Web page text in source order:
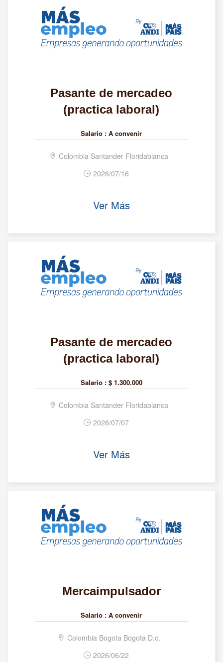
Pasante de mercadeo
(practica laboral)
Salario : A convenir
Colombia Santander Floridablanca
2026/07/16
Ver Más
Pasante de mercadeo
(practica laboral)
Salario : $ 1.300.000
Colombia Santander Floridablanca
2026/07/07
Ver Más
Mercaimpulsador
Salario : A convenir
Colombia Bogota Bogota D.c.
2026/06/22